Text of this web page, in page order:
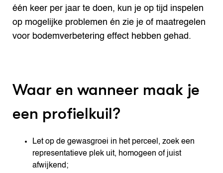
één keer per jaar te doen, kun je op tijd inspelen
op mogelijke problemen én zie je of maatregelen
voor bodemverbetering effect hebben gehad.
Waar en wanneer maak je
een profielkuil?
Let op de gewasgroei in het perceel, zoek een
representatieve plek uit, homogeen of juist
afwijkend;